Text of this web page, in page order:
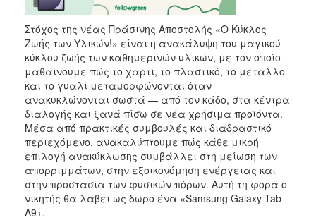
Στόχος της νέας Πράσινης Αποστολής «Ο Κύκλος
Ζωής των Υλικών!» είναι η ανακάλυψη του μαγικού
κύκλου ζωής των καθημερινών υλικών, με τον οποίο
μαθαίνουμε πώς το χαρτί, το πλαστικό, το μέταλλο
και το γυαλί μεταμορφώνονται όταν
ανακυκλώνονται σωστά — από τον κάδο, στα κέντρα
διαλογής και ξανά πίσω σε νέα χρήσιμα προϊόντα.
Μέσα από πρακτικές συμβουλές και διαδραστικό
περιεχόμενο, ανακαλύπτουμε πώς κάθε μικρή
επιλογή ανακύκλωσης συμβάλλει στη μείωση των
απορριμμάτων, στην εξοικονόμηση ενέργειας και
στην προστασία των φυσικών πόρων. Αυτή τη φορά ο
νικητής θα λάβει ως δώρο ένα «Samsung Galaxy Tab
A9+.